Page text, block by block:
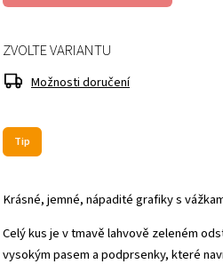
Tip
Krásné, jemné, nápadité grafiky s
Celý kus je v tmavě lahvově zeleném
vysokým pasem a podprsenky, které
ZVOLTE VARIANTU
Možnosti doručení